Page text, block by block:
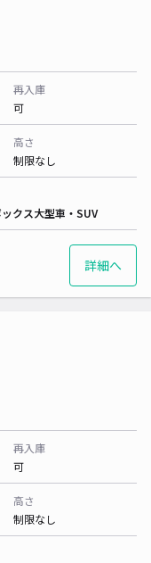
再入庫
可
高さ
制限なし
クス大型車・SUV
詳細へ
再入庫
可
高さ
制限なし